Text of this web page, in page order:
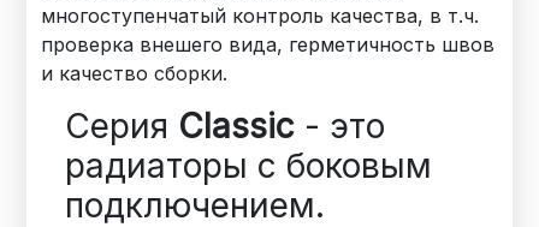
многоступенчатый контроль качества, в т.ч.
проверка внешего вида, герметичность швов
и качество сборки.
Серия Classic - это
радиаторы с боковым
подключением.